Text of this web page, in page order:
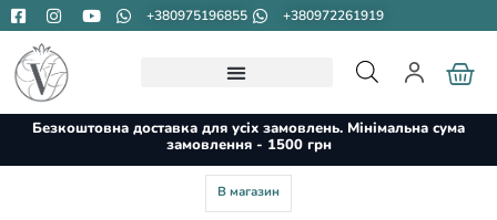
+380975196855 +380972261919
Безкоштовна доставка для усіх замовлень. Мінімальна сума
замовлення - 1500 грн
В магазин